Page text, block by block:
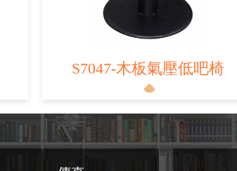
S7047-木板氣壓低吧椅